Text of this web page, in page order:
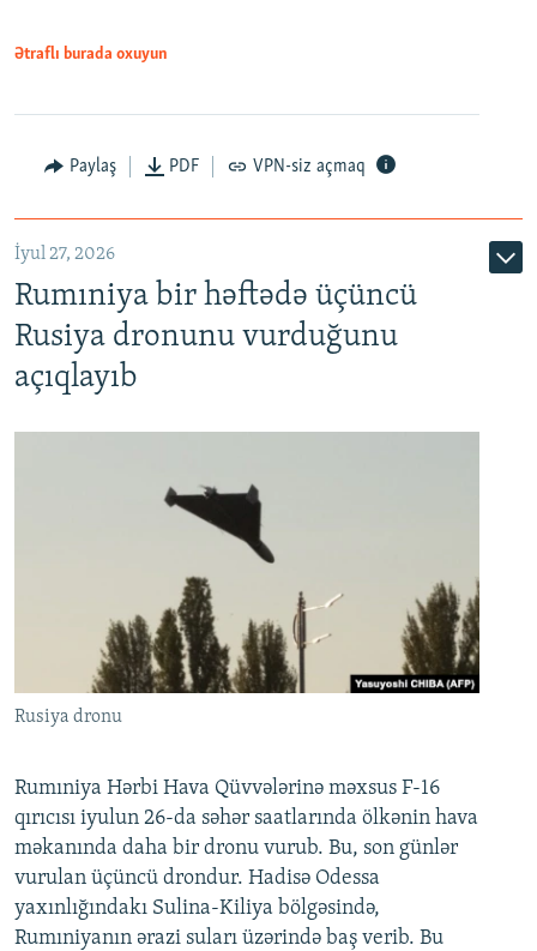
Ətraflı burada oxuyun
Paylaş PDF VPN-siz açmaq
İyul 27, 2026
Rumıniya bir həftədə üçüncü
Rusiya dronunu vurduğunu
açıqlayıb
Rusiya dronu
Rumıniya Hərbi Hava Qüvvələrinə məxsus F-16
qırıcısı iyulun 26-da səhər saatlarında ölkənin hava
məkanında daha bir dronu vurub. Bu, son günlər
vurulan üçüncü drondur. Hadisə Odessa
yaxınlığındakı Sulina-Kiliya bölgəsində,
Rumıniyanın ərazi suları üzərində baş verib. Bu